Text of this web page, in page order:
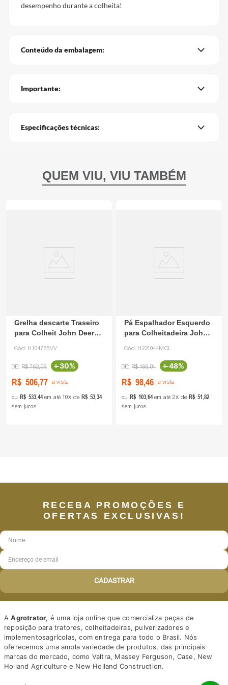
desempenho durante a colheita!
Conteúdo da embalagem:
Importante:
Especificações técnicas:
Grelha descarte Traseiro
para Colheit John Deere
Cód: H164785VV
R$ 762,06 -30%
R$ 506,77 à vista
ou R$ 53344em até 10 de R$ 5334
sem juros
Pá Espalhador Esquerdo
para Colheitadeira John
Cód: H221044MCL
R$ 198,01 -48%
R$ 98,46 à vista
ou R$ 10364em até 2 de R$ 51 82
sem juros
RECEBA PROMOÇÕES E
OFERTAS EXCLUSIVAS!
CADASTRAR
AAgrotrator, é uma loja online que comercializa peças de
reposição para tratores, colheitadeiras, pulverizadores e
implementosagrícolas, com entrega para todo o Brasil. Nós
oferecemos uma ampla variedade de produtos, das principais
marcas do mercado, como Valtra, Massey Ferguson, Case, New
Holland Agriculture e New Holland Construction.
Nosso diferencial está na qualidade dos produtos e nos preços